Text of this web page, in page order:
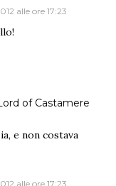
alle ore 17:23
of Castamere
e non costava
alle ore 17:23